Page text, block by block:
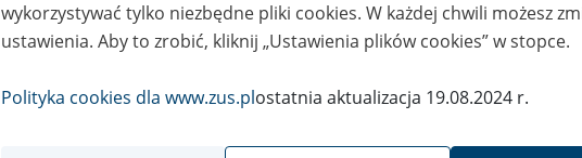
Opis wydarzenia
Szkolenie stacjonarne w siedzibie firmy,
Zgłoszenia przyjmujemy na adres e-mail:
W temacie wiadomości wpisz: Zaproś
Poznań/Konin/Koło/Turek/Słupca/
wykorzystywać tylko niezbędne pliki cookies. W każdej chwili możesz
ustawienia. Aby to zrobić, kliknij „Ustawienia plików cookies” w stopce.
Polityka cookies dla www.zus.plostatnia aktualizacja 19.08.2024 r.